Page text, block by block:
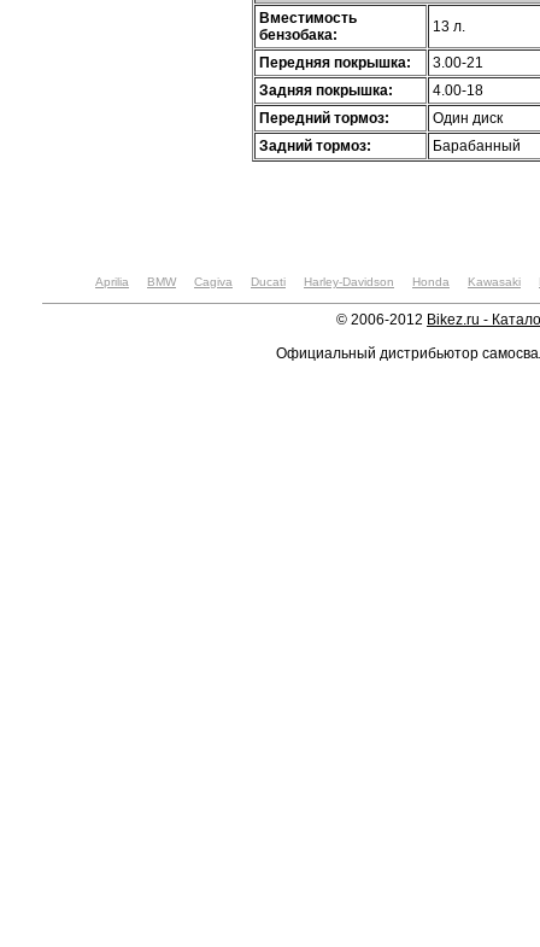
Вместимость
бензобака:
13 л.
Передняя покрышка:
3.00-21
Задняя покрышка:
4.00-18
Передний тормоз:
Один диск
Задний тормоз:
Барабанный
Aprilia BMW Cagiva Ducati Harley-Davidson Honda Kawasaki
© 2006-2012 Bikez.ru -
Официальный дистрибьютор